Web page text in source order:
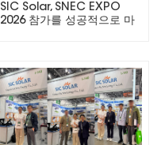
SIC Solar, SNEC EXPO
2026 참가를 성공적으로 마